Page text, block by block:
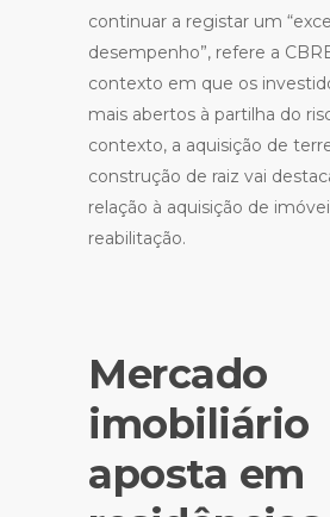
continuar a registar um
desempenho”, refere a
contexto em que os
mais abertos à partilha do
contexto, a aquisição de
construção de raiz vai
relação à aquisição de
reabilitação.
Mercado
imobiliário
aposta em